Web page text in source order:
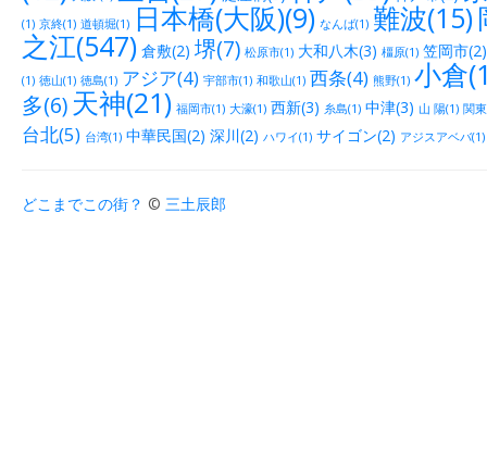
(1) 京終(1) 道頓堀(1) 日本橋(大阪)(9) なんば(1) 難波(15)
之江(547) 倉敷(2) 堺(7) 松原市(1) 大和八木(3) 橿原(1) 笠岡市(2)
(1) 徳山(1) 徳島(1) アジア(4) 宇部市(1) 和歌山(1) 西条(4) 熊野(1) 小倉
多(6) 天神(21) 福岡市(1) 大濠(1) 西新(3) 糸島(1) 中津(3) 山 陽(1) 関
台北(5) 台湾(1) 中華民国(2) 深川(2) ハワイ(1) サイゴン(2) アジスアベバ(1)
どこまでこの街？ © 三土辰郎